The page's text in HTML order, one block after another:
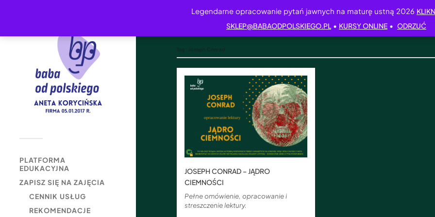
Legendarne opracowanie pytań jawnych na maturę ustną 2026
SKLEP@BABAODPOLSKIEGO.PL • KURSY ONLINE • ODRZUĆ
PLATFORMA
EDUKACYJNA
ZAPISZ SIĘ NA ZAJĘCIA
CENNIK USŁUG
REKOMENDACJE
JOSEPH CONRAD – JĄDRO
CIEMNOŚCI
Pełne omówienie, opracowanie i
streszczenie lektury.